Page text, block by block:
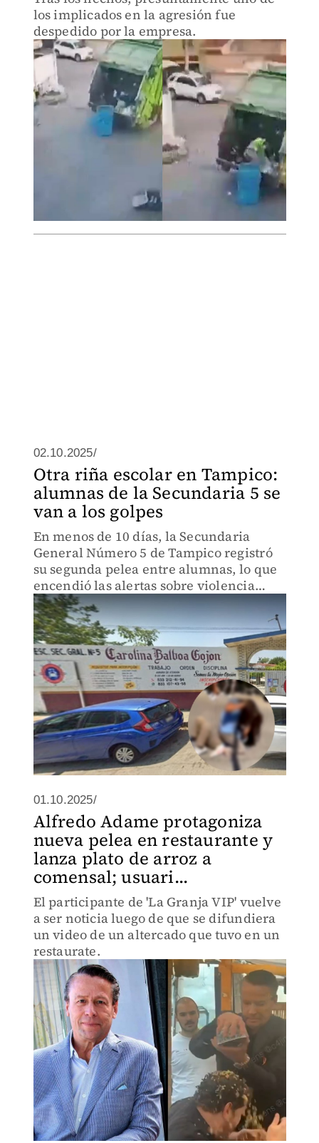
los implicados en la agresión fue
despedido por la empresa.
02.10.2025/
Otra riña escolar en Tampico:
alumnas de la Secundaria 5 se
van a los golpes
En menos de 10 días, la Secundaria
General Número 5 de Tampico registró
su segunda pelea entre alumnas, lo que
encendió las alertas sobre violencia
escolar y la falta de personal.
01.10.2025/
Alfredo Adame protagoniza
nueva pelea en restaurante y
lanza plato de arroz a
comensal; usuari...
El participante de 'La Granja VIP' vuelve
a ser noticia luego de que se difundiera
un video de un altercado que tuvo en un
restaurate.